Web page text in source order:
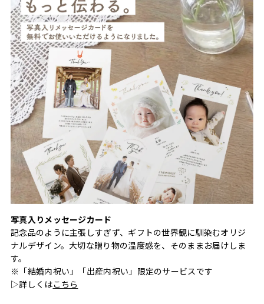
写真入りメッセージカード
記念品のように主張しすぎず、ギフトの世界観に馴染むオリジ
ナルデザイン。大切な贈り物の温度感を、そのままお届けしま
す。
※「結婚内祝い」「出産内祝い」限定のサービスです
▷詳しくはこちら